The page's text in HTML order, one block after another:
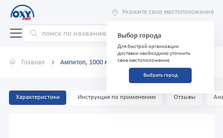
Укажите свое местоположение
Выбор города
Для быстрой организации
доставки необходимо уточнить
свое местоположение
Выбрать город
Главная Ампитоп, 1000 мг/500 мг, флакон №1
Характеристики Инструкция по применению Отзывы